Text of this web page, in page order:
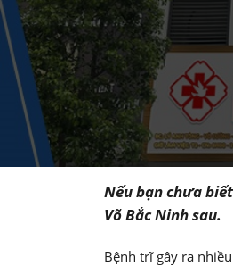
Nếu bạn chưa
Võ Bắc Ninh sau.
Bệnh trĩ gây ra